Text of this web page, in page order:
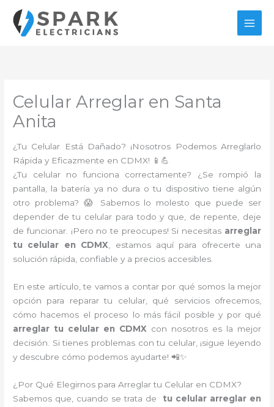
contenido
Celular Arreglar en Santa
Anita
¿Tu Celular Está Dañado? ¡Nosotros Podemos Arreglarlo
Rápida y Eficazmente en CDMX! 📱💪
¿Tu celular no funciona correctamente? ¿Se rompió la
pantalla, la batería ya no dura o tu dispositivo tiene algún
otro problema? 😱 Sabemos lo molesto que puede ser
depender de tu celular para todo y que, de repente, deje
de funcionar. ¡Pero no te preocupes! Si necesitas arreglar
tu celular en CDMX, estamos aquí para ofrecerte una
solución rápida, confiable y a precios accesibles.
En este artículo, te vamos a contar por qué somos la mejor
opción para reparar tu celular, qué servicios ofrecemos,
cómo hacemos el proceso lo más fácil posible y por qué
arreglar tu celular en CDMX con nosotros es la mejor
decisión. Si tienes problemas con tu celular, ¡sigue leyendo
y descubre cómo podemos ayudarte! 📲✨
¿Por Qué Elegirnos para Arreglar tu Celular en CDMX?
Sabemos que, cuando se trata de
tu celular arreglar en